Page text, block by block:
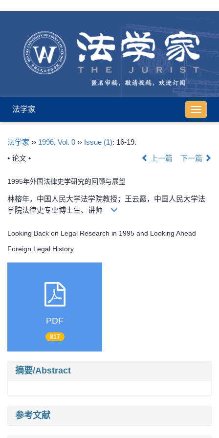
导
航
法学家
法学家 ›› 1996, Vol. 0 ›› Issue (1): 16-19.
• 论文 •
上一篇 下一篇
1995年外国法律史学研究的回顾与展望
林榕年，中国人民大学法学院教授；王云霞，中国人民大学法
学院法律史专业博士生、讲师
Looking Back on Legal Research in 1995 and Looking Ahead
Foreign Legal History
PDF
817
摘要/Abstract
参考文献